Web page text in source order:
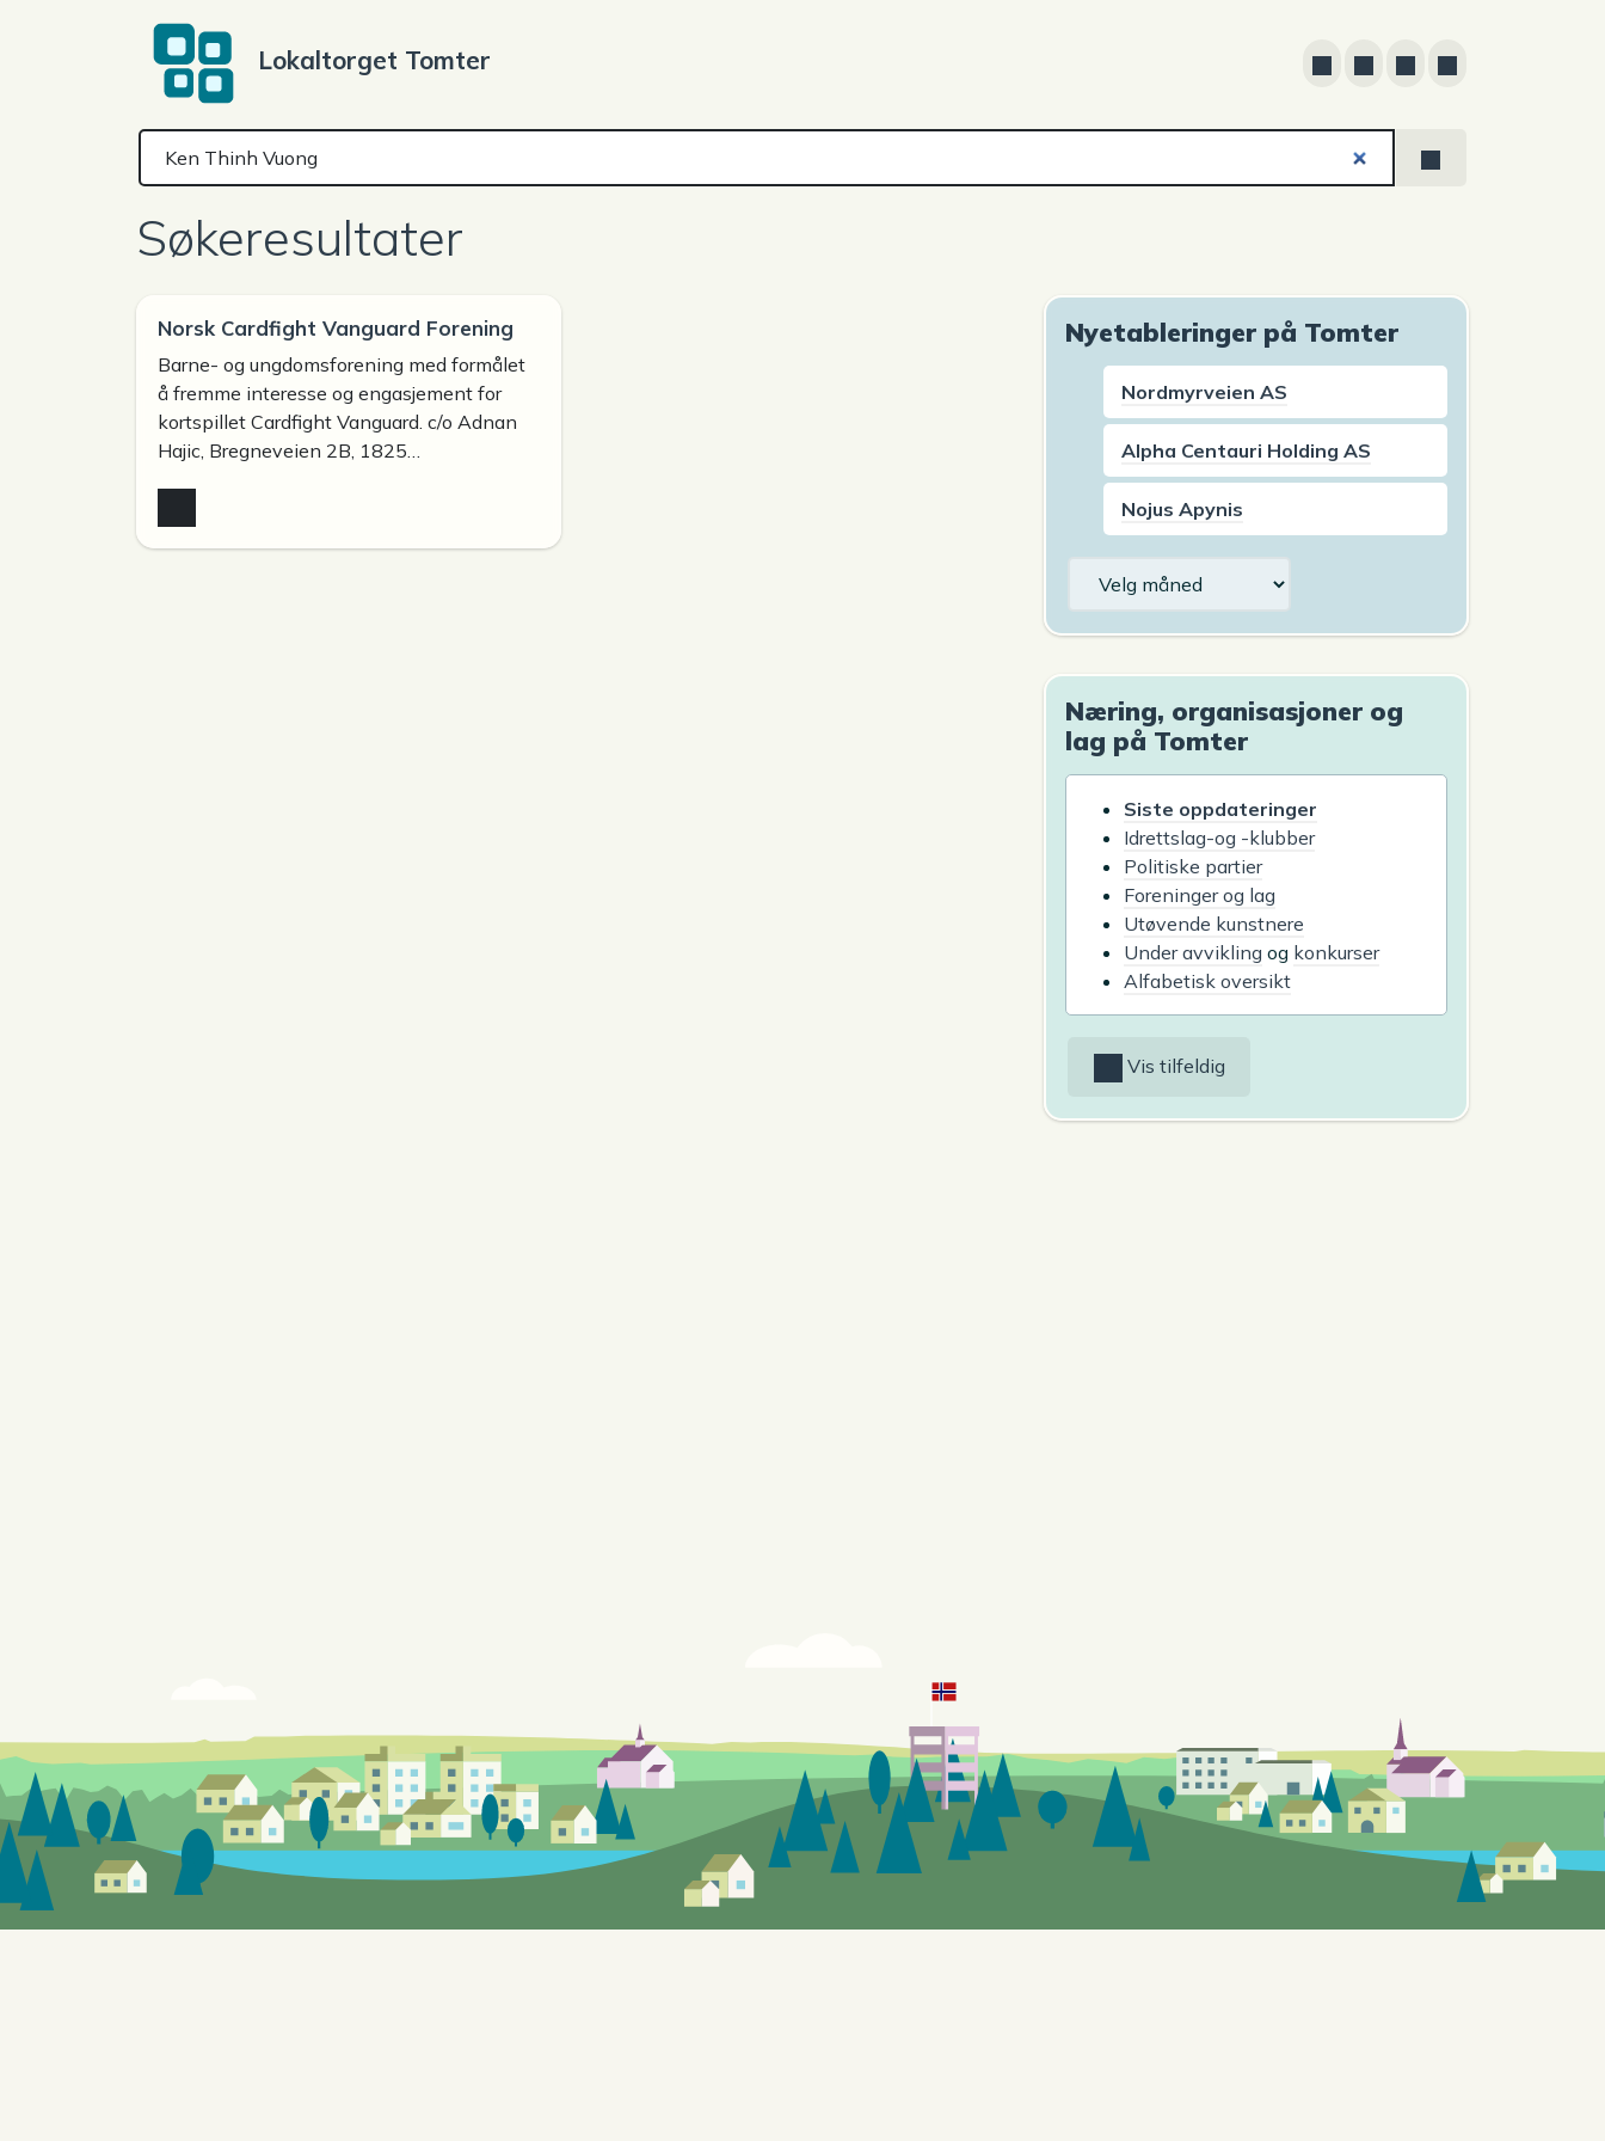
Lokaltorget Tomter
Søkeresultater
Norsk Cardfight Vanguard Forening
Barne- og ungdomsforening med formålet
å fremme interesse og engasjement for
kortspillet Cardfight Vanguard. c/o Adnan
Hajic, Bregneveien 2B, 1825…
Nyetableringer på Tomter
Nordmyrveien AS
Alpha Centauri Holding AS
Nojus Apynis
Næring, organisasjoner og
lag på Tomter
Siste oppdateringer
Idrettslag-og -klubber
Politiske partier
Foreninger og lag
Utøvende kunstnere
Under avvikling og konkurser
Alfabetisk oversikt
Vis tilfeldig